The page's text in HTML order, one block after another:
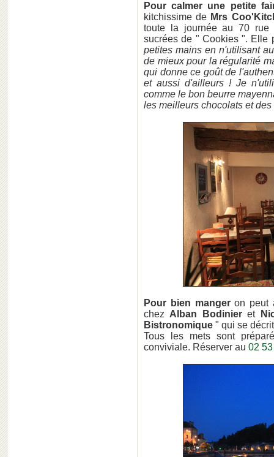
Pour calmer une petite
kitchissime de Mrs
toute la journée au 70
sucrées de " Cookies ". Elle
petites mains en n'utilisant
de mieux pour la régularité
qui donne ce goût de
et aussi d'ailleurs ! Je
comme le bon beurre
les meilleurs chocolats et des
Pour bien mangeron
chez Alban Bodinier et
Bistronomique " qui se
Tous les mets sont
conviviale. Réserver au 02